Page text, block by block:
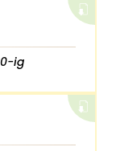
ig